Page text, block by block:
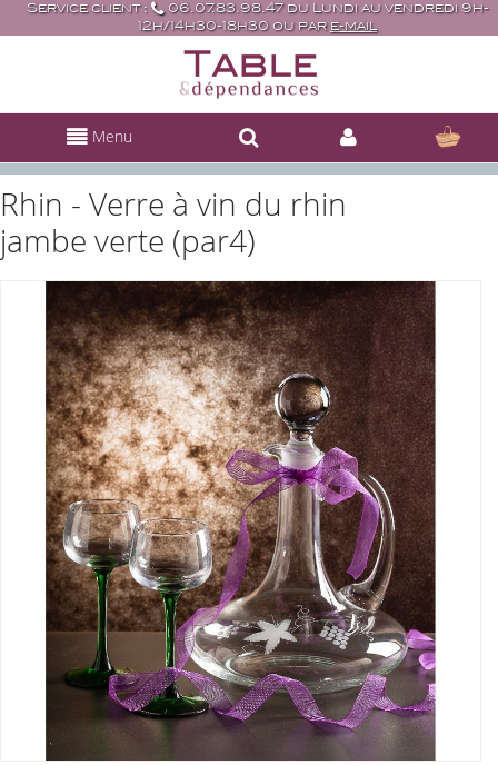
Service client :
06.07.83.98.47 du Lundi au vendredi 9h-
12h/14h30-18h30 ou par e-mail
Menu
Rhin - Verre à vin du rhin
jambe verte (par4)